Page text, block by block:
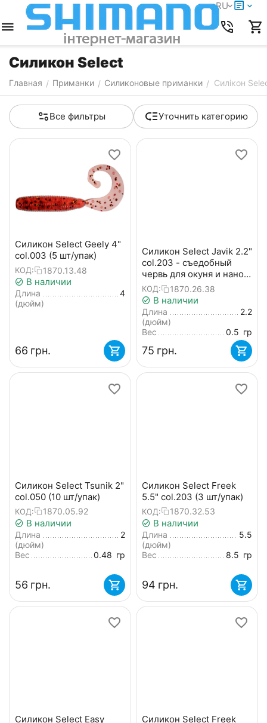
RU
Силикон Select
Главная / Приманки / Силиконовые приманки / Силікон
Все фильтры Уточнить категорию
Силикон Select Geely 4"
col.003 (5 шт/упак)
КОД: 1870.13.48
В наличии
Длина
(дюйм)
4
‍66‍ грн.
Силикон Select Javik 2.2"
col.203 - съедобный
червь для окуня и нано-
джига (7 шт.)
КОД: 1870.26.38
В наличии
Длина
(дюйм)
2.2
Вес
0.5 гр
‍75‍ грн.
Силикон Select Tsunik 2"
col.050 (10 шт/упак)
КОД: 1870.05.92
В наличии
Длина
(дюйм)
2
Вес
0.48 гр
‍56‍ грн.
Силикон Select Freek
5.5" col.203 (3 шт/упак)
КОД: 1870.32.53
В наличии
Длина
(дюйм)
5.5
Вес
8.5 гр
‍94‍ грн.
Силикон Select Easy
Силикон Select Freek